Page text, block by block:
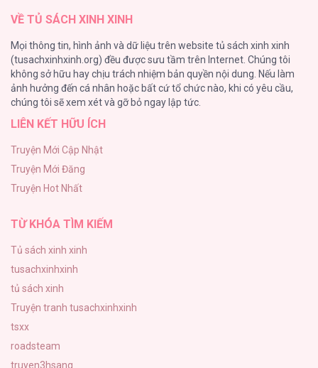
Cuộc Chiến Thoát Kiếp FA [...] – Chap 16
95
Búp Măng Hư Và Đối Tác Hoàn Hảo
86
A Nào, Ngậm Thìa Vàng Nhé?
Liveta
72
VỀ TỦ SÁCH XINH XINH
Mọi thông tin, hình ảnh và dữ liệu trên website tủ sách xinh xinh
(tusachxinhxinh.org) đều được sưu tầm trên Internet. Chúng tôi
không sở hữu hay chịu trách nhiệm bản quyền nội dung. Nếu làm
ảnh hưởng đến cá nhân hoặc bất cứ tổ chức nào, khi có yêu cầu,
chúng tôi sẽ xem xét và gỡ bỏ ngay lập tức.
LIÊN KẾT HỮU ÍCH
Truyện Mới Cập Nhật
Truyện Mới Đăng
Truyện Hot Nhất
TỪ KHÓA TÌM KIẾM
Tủ sách xinh xinh
tusachxinhxinh
tủ sách xinh
Truyện tranh tusachxinhxinh
tsxx
roadsteam
truyen3hsang